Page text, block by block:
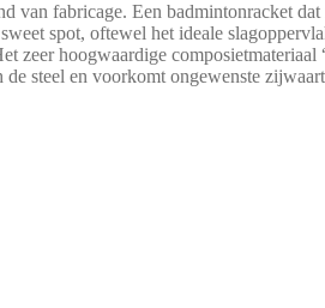
fabricage. Een badmintonracket
spot, oftewel het ideale
zeer hoogwaardige
steel en voorkomt ongewenste